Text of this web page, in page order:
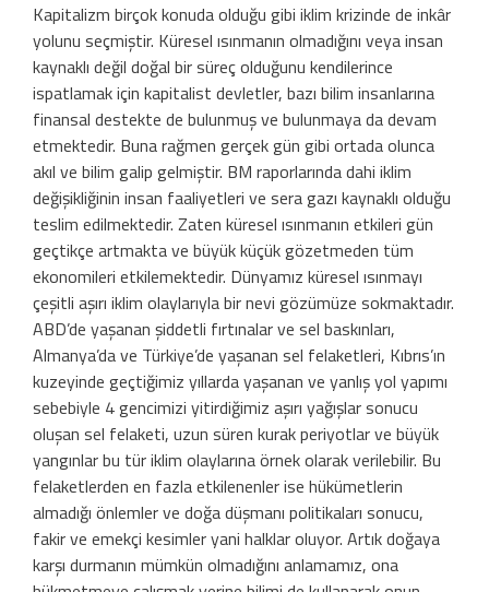
Kapitalizm birçok konuda olduğu gibi iklim krizinde de inkâr
yolunu seçmiştir. Küresel ısınmanın olmadığını veya insan
kaynaklı değil doğal bir süreç olduğunu kendilerince
ispatlamak için kapitalist devletler, bazı bilim insanlarına
finansal destekte de bulunmuş ve bulunmaya da devam
etmektedir. Buna rağmen gerçek gün gibi ortada olunca
akıl ve bilim galip gelmiştir. BM raporlarında dahi iklim
değişikliğinin insan faaliyetleri ve sera gazı kaynaklı olduğu
teslim edilmektedir. Zaten küresel ısınmanın etkileri gün
geçtikçe artmakta ve büyük küçük gözetmeden tüm
ekonomileri etkilemektedir. Dünyamız küresel ısınmayı
çeşitli aşırı iklim olaylarıyla bir nevi gözümüze sokmaktadır.
ABD’de yaşanan şiddetli fırtınalar ve sel baskınları,
Almanya’da ve Türkiye’de yaşanan sel felaketleri, Kıbrıs’ın
kuzeyinde geçtiğimiz yıllarda yaşanan ve yanlış yol yapımı
sebebiyle 4 gencimizi yitirdiğimiz aşırı yağışlar sonucu
oluşan sel felaketi, uzun süren kurak periyotlar ve büyük
yangınlar bu tür iklim olaylarına örnek olarak verilebilir. Bu
felaketlerden en fazla etkilenenler ise hükümetlerin
almadığı önlemler ve doğa düşmanı politikaları sonucu,
fakir ve emekçi kesimler yani halklar oluyor. Artık doğaya
karşı durmanın mümkün olmadığını anlamamız, ona